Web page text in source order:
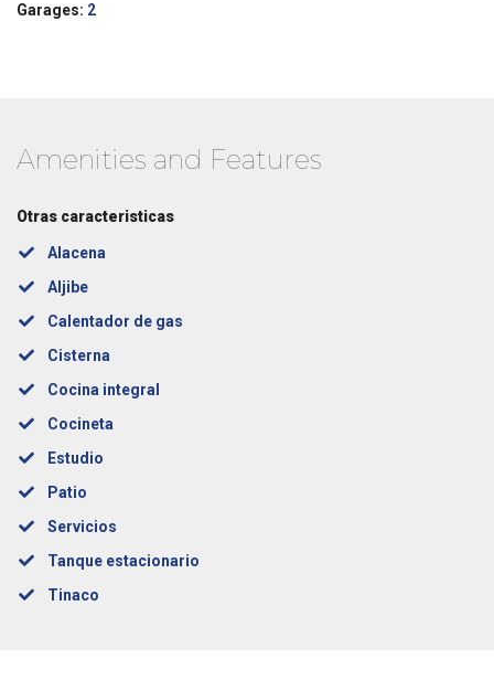
Garages: 2
Amenities and Features
Otras caracteristicas
Alacena
Aljibe
Calentador de gas
Cisterna
Cocina integral
Cocineta
Estudio
Patio
Servicios
Tanque estacionario
Tinaco